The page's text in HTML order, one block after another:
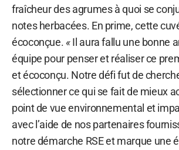
fraîcheur des agrumes à quoi se
notes herbacées. En prime, cette
écoconçue.«Il aura fallu une bonne
équipe pour penser et réaliser ce
et écoconçu. Notre défi fut de
sélectionner ce qui se fait de mieux
point de vue environnemental et
avec l’aide de nos partenaires
notre démarche RSE et marque une